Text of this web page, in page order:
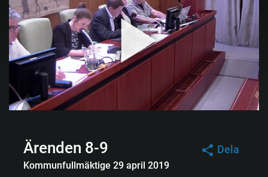
Dela
Ärenden 8-9
Kommunfullmäktige 29 april 2019